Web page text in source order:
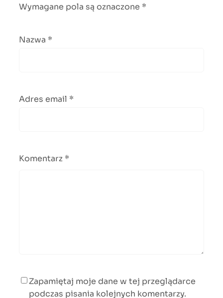
Wymagane pola są oznaczone *
Nazwa *
Adres email *
Komentarz *
Zapamiętaj moje dane w tej przeglądarce
podczas pisania kolejnych komentarzy.